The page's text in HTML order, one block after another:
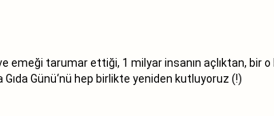
emeği tarumar ettiği, 1 milyar insanın açlıktan, bir
Gıda Günü‘nü hep birlikte yeniden kutluyoruz (!)